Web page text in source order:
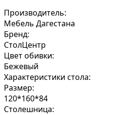
Производитель:
Мебель Дагестана
Бренд:
СтолЦентр
Цвет обивки:
Бежевый
Характеристики стола:
Размер:
120*160*84
Столешница: